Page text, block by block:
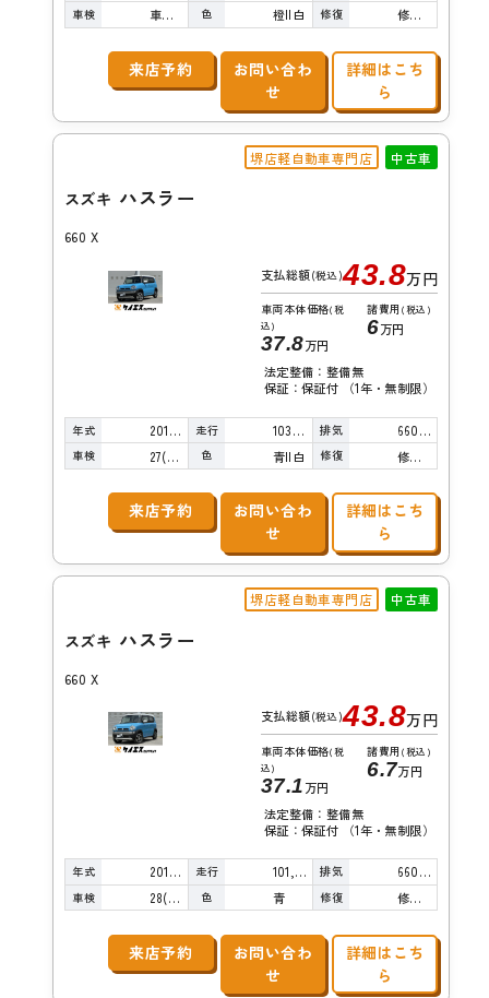
車検 車検整備付 色 橙II白 修復 修復歴無し
来店予約
お問い合わ
せ
詳細はこち
ら
堺店軽自動車専門店 中古車
スズキ ハスラー
660 X
支払総額(税込)43.8万円
車両本体価格(税
込)
37.8万円
諸費用 (税込)
6万円
法定整備：整備無
保証：保証付 （1年・無制限）
年式 2016年 走行 103,000km 排気 660cc
車検 27(R9)/03 色 青II白 修復 修復歴無し
来店予約
お問い合わ
せ
詳細はこち
ら
堺店軽自動車専門店 中古車
スズキ ハスラー
660 X
支払総額(税込)43.8万円
車両本体価格(税
込)
37.1万円
諸費用 (税込)
6.7万円
法定整備：整備無
保証：保証付 （1年・無制限）
年式 2015年 走行 101,000km 排気 660cc
車検 28(R10)/04 色 青 修復 修復歴無し
来店予約
お問い合わ
せ
詳細はこち
ら